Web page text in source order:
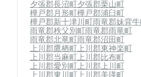
夕張郡長沼町夕張郡栗山町
樺戸郡月形町樺戸郡浦臼町
樺戸郡新十津川町雨竜郡妹背
雨竜郡秩父別町雨竜郡雨竜町
雨竜郡北竜町雨竜郡沼田町
上川郡鷹栖町上川郡東神楽町
上川郡当麻町上川郡比布町
上川郡愛別町上川郡上川町
上川郡東川町上川郡美瑛町